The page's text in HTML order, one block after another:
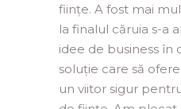
ființe. A fost mai
la finalul căruia s-a
idee de business în
soluție care să
un viitor sigur